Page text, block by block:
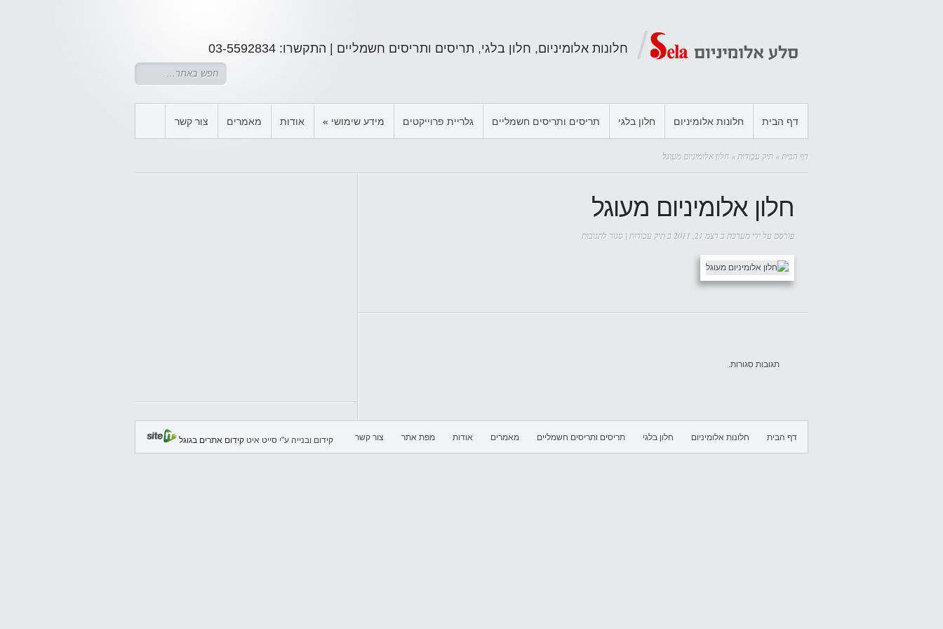
חלונות אלומיניום, חלון בלגי, תריסים ותריסים חשמליים | התקשרו: 03-5592834
דף הבית חלונות אלומיניום חלון בלגי תריסים ותריסים חשמליים גלריית פרוייקטים מידע שימושי » אודות מאמרים צור קשר
דף הבית » תיק עבודות » חלון אלומיניום מעוגל
חלון אלומיניום מעוגל
פורסם על ידי מערכת ב דצמ 21, 2011 ב תיק עבודות | סגור לתגובות
תגובות סגורות.
דף הבית חלונות אלומיניום חלון בלגי תריסים ותריסים חשמליים מאמרים אודות מפת אתר צור קשר קידום ובנייה ע"י סייט איט קידום אתרים בגוגל